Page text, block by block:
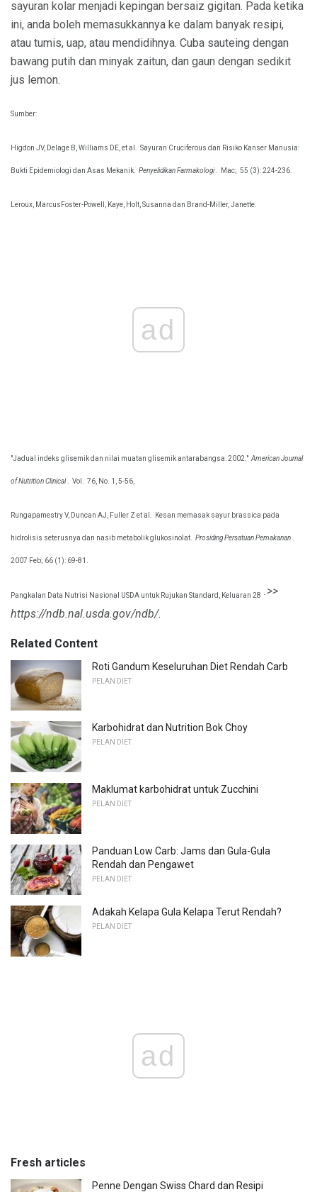
sayuran kolar menjadi kepingan bersaiz gigitan. Pada ketika
ini, anda boleh memasukkannya ke dalam banyak resipi,
atau tumis, uap, atau mendidihnya. Cuba sauteing dengan
bawang putih dan minyak zaitun, dan gaun dengan sedikit
jus lemon.
Sumber:
Higdon JV, Delage B, Williams DE, et al. Sayuran Cruciferous dan Risiko Kanser Manusia:
Bukti Epidemiologi dan Asas Mekanik. Penyelidikan Farmakologi. Mac; 55 (3): 224-236.
Leroux, MarcusFoster-Powell, Kaye, Holt, Susanna dan Brand-Miller, Janette.
ad
"Jadual indeks glisemik dan nilai muatan glisemik antarabangsa: 2002." American Journal
of Nutrition Clinical. Vol. 76, No. 1, 5-56,
Rungapamestry V, Duncan AJ, Fuller Z et al. Kesan memasak sayur brassica pada
hidrolisis seterusnya dan nasib metabolik glukosinolat. Prosiding Persatuan Pemakanan.
2007 Feb; 66 (1): 69-81.
Pangkalan Data Nutrisi Nasional USDA untuk Rujukan Standard, Keluaran 28 .>>
https://ndb.nal.usda.gov/ndb/.
Related Content
Roti Gandum Keseluruhan Diet Rendah Carb
PELAN DIET
Karbohidrat dan Nutrition Bok Choy
PELAN DIET
Maklumat karbohidrat untuk Zucchini
PELAN DIET
Panduan Low Carb: Jams dan Gula-Gula
Rendah dan Pengawet
PELAN DIET
Adakah Kelapa Gula Kelapa Terut Rendah?
PELAN DIET
ad
Fresh articles
Penne Dengan Swiss Chard dan Resipi